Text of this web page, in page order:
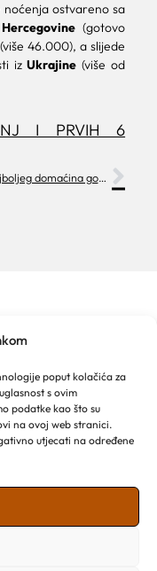
poput kolačića za
s ovim
podatke kao što su
na ovoj web stranici.
utjecati na određene
ostvareno sa
(gotovo
46.000), a slijede
izUkrajine (više od
I PRVIH 6
Izbor najboljeg domaćina godine – Vaš domaćin / Local Host
076